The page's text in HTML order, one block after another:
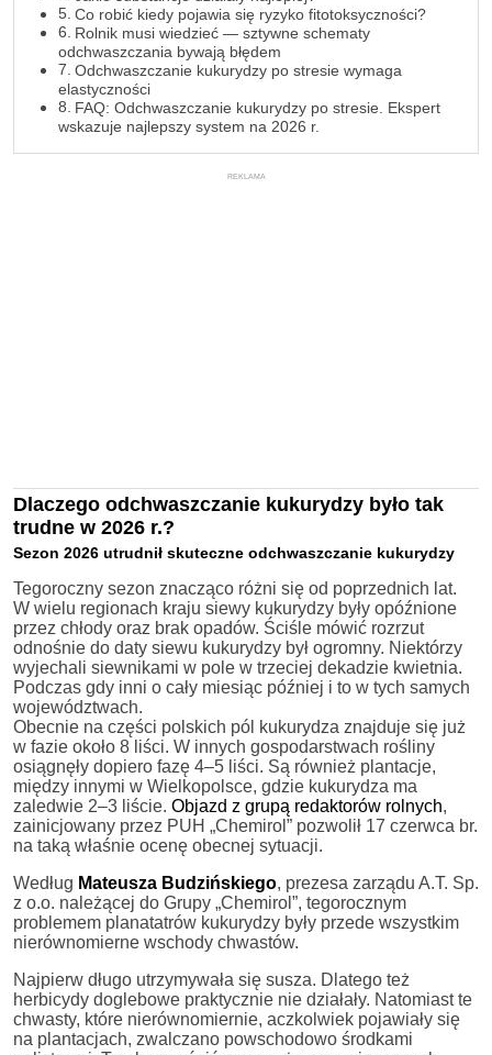
Co robić kiedy pojawia się ryzyko fitotoksyczności?
Rolnik musi wiedzieć — sztywne schematy
odchwaszczania bywają błędem
Odchwaszczanie kukurydzy po stresie wymaga
elastyczności
FAQ: Odchwaszczanie kukurydzy po stresie. Ekspert
wskazuje najlepszy system na 2026 r.
REKLAMA
Dlaczego odchwaszczanie kukurydzy było tak
trudne w 2026 r.?
Sezon 2026 utrudnił skuteczne odchwaszczanie kukurydzy
Tegoroczny sezon znacząco różni się od poprzednich lat.
W wielu regionach kraju siewy kukurydzy były opóźnione
przez chłody oraz brak opadów. Ściśle mówić rozrzut
odnośnie do daty siewu kukurydzy był ogromny. Niektórzy
wyjechali siewnikami w pole w trzeciej dekadzie kwietnia.
Podczas gdy inni o cały miesiąc później i to w tych samych
województwach.
Obecnie na części polskich pól kukurydza znajduje się już
w fazie około 8 liści. W innych gospodarstwach rośliny
osiągnęły dopiero fazę 4–5 liści. Są również plantacje,
między innymi w Wielkopolsce, gdzie kukurydza ma
zaledwie 2–3 liście. Objazd z grupą redaktorów rolnych,
zainicjowany przez PUH „Chemirol” pozwolił 17 czerwca br.
na taką właśnie ocenę obecnej sytuacji.
Według Mateusza Budzińskiego, prezesa zarządu A.T. Sp.
z o.o. należącej do Grupy „Chemirol”, tegorocznym
problemem planatatrów kukurydzy były przede wszystkim
nierównomierne wschody chwastów.
Najpierw długo utrzymywała się susza. Dlatego też
herbicydy doglebowe praktycznie nie działały. Natomiast te
chwasty, które nierównomiernie, aczkolwiek pojawiały się
na plantacjach, zwalczano powschodowo środkami